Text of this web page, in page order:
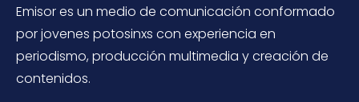
Emisor es un medio de comunicación conformado
por jovenes potosinxs con experiencia en
periodismo, producción multimedia y creación de
contenidos.